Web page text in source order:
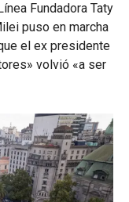
Fundadora Taty
puso en marcha
el ex presidente
volvió «a ser